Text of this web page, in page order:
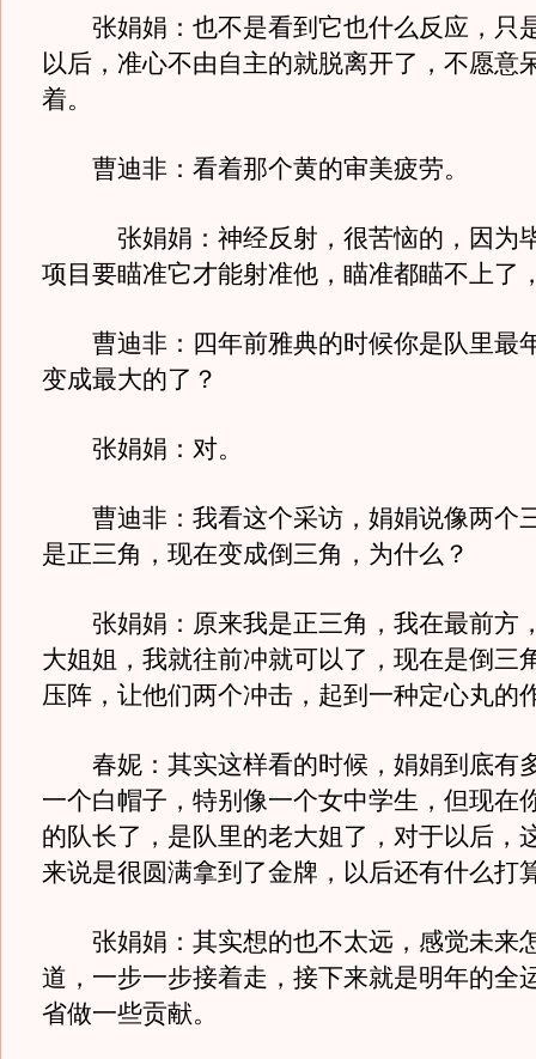
张娟娟：也不是看到它也什么反应，只
以后，准心不由自主的就脱离开了，不愿意
着。
曹迪非：看着那个黄的审美疲劳。
张娟娟：神经反射，很苦恼的，因为
项目要瞄准它才能射准他，瞄准都瞄不上了
曹迪非：四年前雅典的时候你是队里最
变成最大的了？
张娟娟：对。
曹迪非：我看这个采访，娟娟说像两个
是正三角，现在变成倒三角，为什么？
张娟娟：原来我是正三角，我在最前方
大姐姐，我就往前冲就可以了，现在是倒三
压阵，让他们两个冲击，起到一种定心丸的
春妮：其实这样看的时候，娟娟到底有
一个白帽子，特别像一个女中学生，但现在
的队长了，是队里的老大姐了，对于以后，
来说是很圆满拿到了金牌，以后还有什么打
张娟娟：其实想的也不太远，感觉未来
道，一步一步接着走，接下来就是明年的全
省做一些贡献。